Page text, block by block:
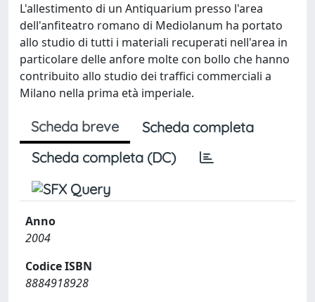
L'allestimento di un Antiquarium presso l'area
dell'anfiteatro romano di Mediolanum ha portato
allo studio di tutti i materiali recuperati nell'area in
particolare delle anfore molte con bollo che hanno
contribuito allo studio dei traffici commerciali a
Milano nella prima età imperiale.
Scheda breve
Scheda completa
Scheda completa (DC)
Anno
2004
Codice ISBN
8884918928